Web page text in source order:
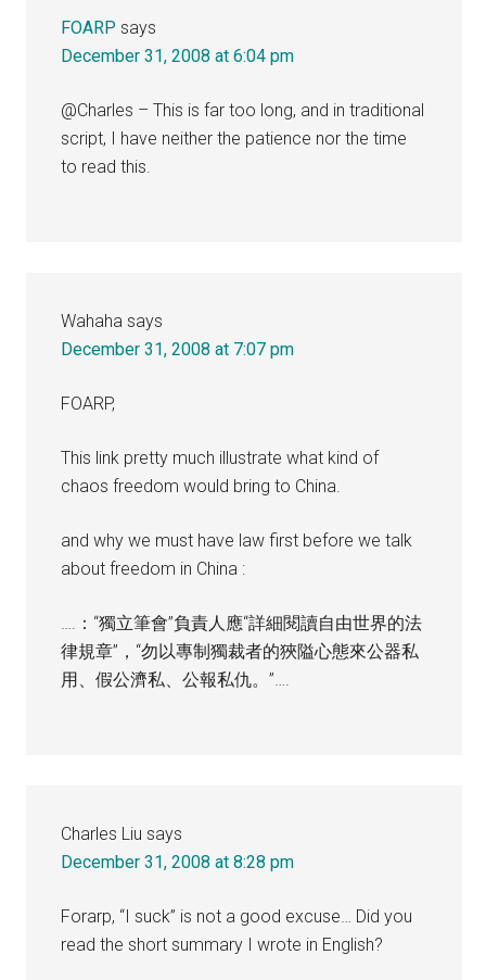
FOARP says
December 31, 2008 at 6:04 pm
@Charles – This is far too long, and in traditional
script, I have neither the patience nor the time
to read this.
Wahaha says
December 31, 2008 at 7:07 pm
FOARP,
This link pretty much illustrate what kind of
chaos freedom would bring to China.
and why we must have law first before we talk
about freedom in China :
….：“獨立筆會”負責人應“詳細閱讀自由世界的法
律規章”，“勿以專制獨裁者的狹隘心態來公器私
用、假公濟私、公報私仇。”….
Charles Liu says
December 31, 2008 at 8:28 pm
Forarp, “I suck” is not a good excuse… Did you
read the short summary I wrote in English?